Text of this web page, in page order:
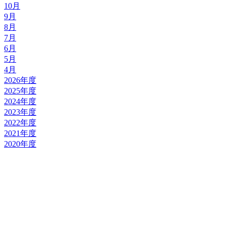
10月
9月
8月
7月
6月
5月
4月
2026年度
2025年度
2024年度
2023年度
2022年度
2021年度
2020年度